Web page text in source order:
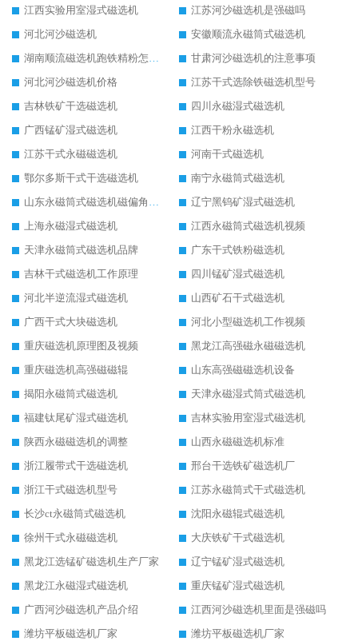
江西实验用室湿式磁选机
江苏河沙磁选机是强磁吗
河北河沙磁选机
安徽顺流永磁筒式磁选机
湖南顺流磁选机跑铁精粉怎么处理
甘肃河沙磁选机的注意事项
河北河沙磁选机价格
江苏干式选除铁磁选机型号
吉林铁矿干选磁选机
四川永磁湿式磁选机
广西锰矿湿式磁选机
江西干粉永磁选机
江苏干式永磁磁选机
河南干式磁选机
鄂尔多斯干式干选磁选机
南宁永磁筒式磁选机
山东永磁筒式磁选机磁偏角怎么调整
辽宁黑钨矿湿式磁选机
上海永磁湿式磁选机
江西永磁筒式磁选机视频
天津永磁筒式磁选机品牌
广东干式铁粉磁选机
吉林干式磁选机工作原理
四川锰矿湿式磁选机
河北半逆流湿式磁选机
山西矿石干式磁选机
广西干式大块磁选机
河北小型磁选机工作视频
重庆磁选机原理图及视频
黑龙江高强磁永磁磁选机
重庆磁选机高强磁磁辊
山东高强磁磁选机设备
揭阳永磁筒式磁选机
天津永磁湿式筒式磁选机
福建钛尾矿湿式磁选机
吉林实验用室湿式磁选机
陕西永磁磁选机的调整
山西永磁磁选机标准
浙江履带式干选磁选机
邢台干选铁矿磁选机厂
浙江干式磁选机型号
江苏永磁筒式干式磁选机
长沙ct永磁筒式磁选机
沈阳永磁辊式磁选机
徐州干式永磁磁选机
大庆铁矿干式磁选机
黑龙江选锰矿磁选机生产厂家
辽宁锰矿湿式磁选机
黑龙江永磁湿式磁选机
重庆锰矿湿式磁选机
广西河沙磁选机产品介绍
江西河沙磁选机里面是强磁吗
潍坊平板磁选机厂家
潍坊平板磁选机厂家